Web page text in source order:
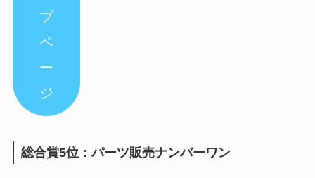
プ
ペ
ー
ジ
総合賞5位：パーツ販売ナンバーワン